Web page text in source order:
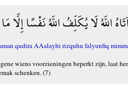
لَا يُكَلِّفُ اللَّهُ نَفْسًا إِلَّا
qudira AAalayhi rizquhu falyunfiq
wiens voorzieningen beperkt zijn, laat
schenken. (7)